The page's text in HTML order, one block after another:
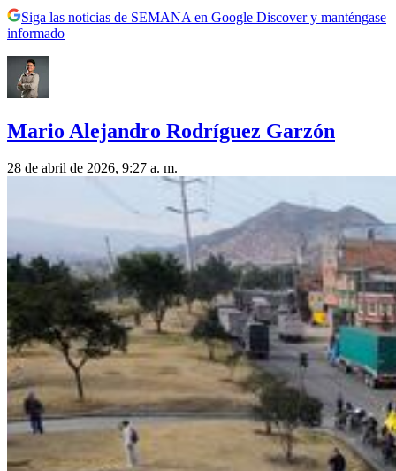
Siga las noticias de SEMANA en Google Discover y manténgase
informado
Mario Alejandro Rodríguez Garzón
28 de abril de 2026, 9:27 a. m.